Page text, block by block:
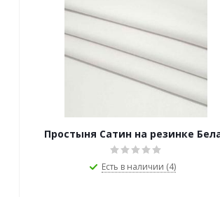
Простыня Сатин на резинке
Есть в наличии (4)